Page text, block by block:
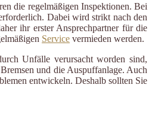
die regelmäßigen Inspektionen. Bei
Dabei wird strikt nach den
ihr erster Ansprechpartner für die
Service vermieden werden.
Unfälle verursacht worden sind,
und die Auspuffanlage. Auch
entwickeln. Deshalb sollten Sie